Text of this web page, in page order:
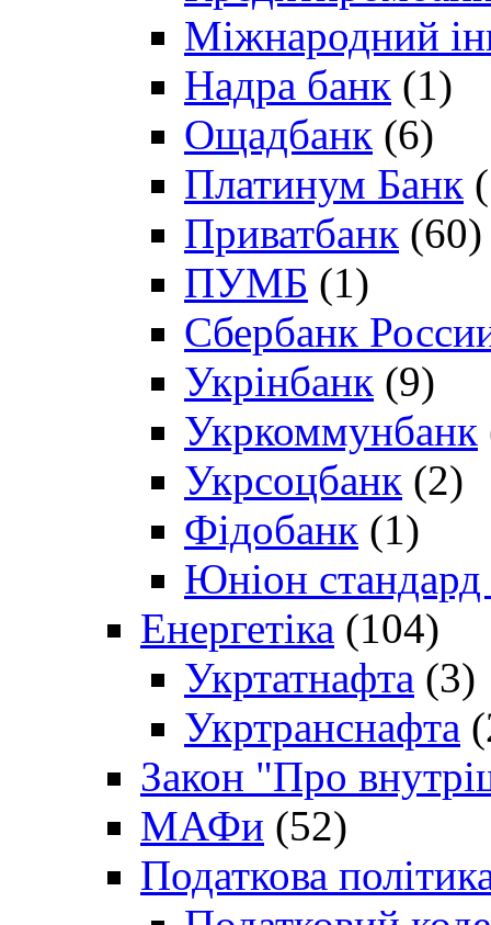
Міжнародний
Надра банк (1)
Ощадбанк (6)
Платинум Банк
Приватбанк (60)
ПУМБ (1)
Сбербанк
Укрінбанк (9)
Укркоммунбанк
Укрсоцбанк (2)
Фідобанк (1)
Юніон стандард
Енергетіка (104)
Укртатнафта (3)
Укртранснафта
Закон "Про
МАФи (52)
Податкова